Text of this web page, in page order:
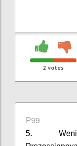
2 votes
P99
5.